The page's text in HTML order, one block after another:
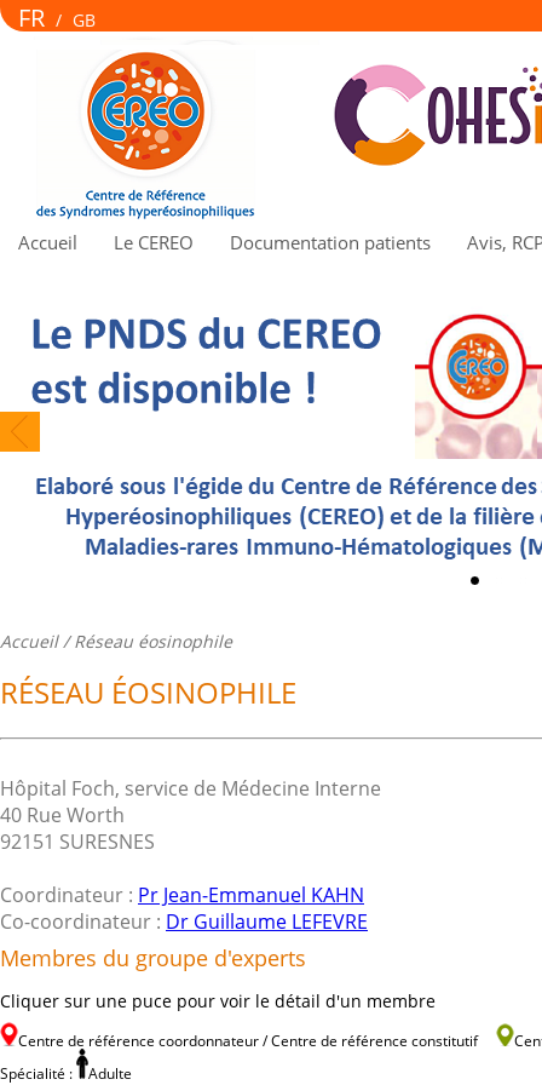
FR / GB
Accueil Le CEREO Documentation patients Avis,
Accueil/ Réseau éosinophile
RÉSEAU ÉOSINOPHILE
Hôpital Foch, service de Médecine Interne
40 Rue Worth
92151 SURESNES
Coordinateur : Pr Jean-Emmanuel KAHN
Co-coordinateur : Dr Guillaume LEFEVRE
Membres du groupe d'experts
Cliquer sur une puce pour voir le détail d'un membre
Centre de référence coordonnateur / Centre de référence constitutif
Spécialité :
Adulte